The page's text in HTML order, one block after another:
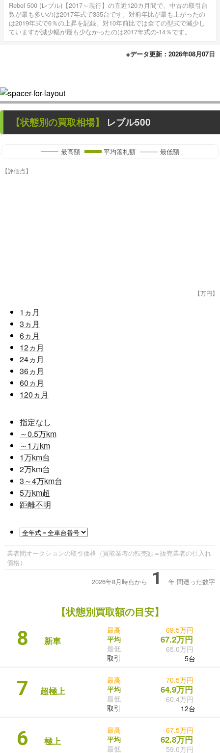
Rebel 500 (レブル)【2017～現行】の直近120カ月間で、中古の取引台
数が最も多いのは2017年式で335台です。対前年比が最も上がったの
は2019年式で6％の上昇を記録。対10年前比では全ての型式で減少し
ていますが減少幅が最も少なかったのは2017年式の-14％です。
※データ更新：2026年08月07日
【状態別の買取相場】 レブル500
最高額 平均落札額 最低額
【評価点】
【万円】
1 ヵ月
3ヵ月
6ヵ月
12ヵ月
24ヵ月
36ヵ月
60ヵ月
120ヵ月
指定なし
～0.5万km
～1万km
1万km台
2万km台
3～4万km台
5万km超
距離不明
業者間オークションの取引価格（買取業者の転売額＝販売業者の仕入れ
価格）
2026年8月時点から 1 年 間遡った数字
【状態別買取額の目安】
8 新車
最高
平均
最低
取引
69.5万円
67.2万円
65.0万円
5台
7 超極上
最高
平均
最低
取引
70.5万円
64.9万円
60.4万円
12台
6 極上
最高
平均
最低
67.5万円
62.8万円
59.0万円